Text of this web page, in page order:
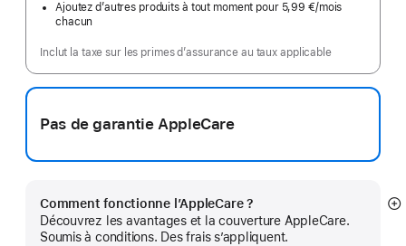
Ajoutez d’autres produits à tout moment pour 5,99 €/mois
chacun
Inclut la taxe sur les primes d’assurance au taux applicable
Pas de garantie AppleCare
Comment fonctionne l’AppleCare ?
Découvrez les avantages et la couverture AppleCare.
Soumis à conditions. Des frais s’appliquent.